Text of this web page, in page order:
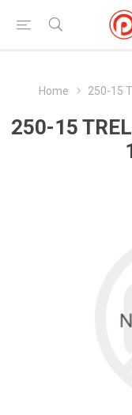
Home 250-15
250-15